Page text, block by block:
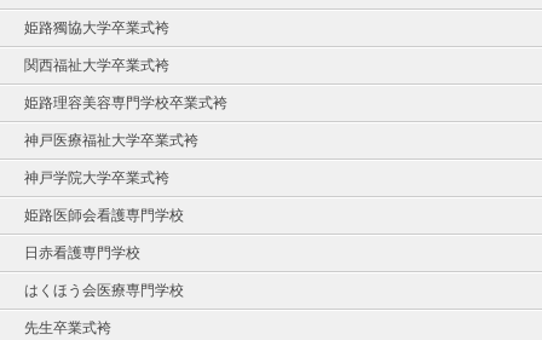
姫路獨協大学卒業式袴
関西福祉大学卒業式袴
姫路理容美容専門学校卒業式袴
神戸医療福祉大学卒業式袴
神戸学院大学卒業式袴
姫路医師会看護専門学校
日赤看護専門学校
はくほう会医療専門学校
先生卒業式袴